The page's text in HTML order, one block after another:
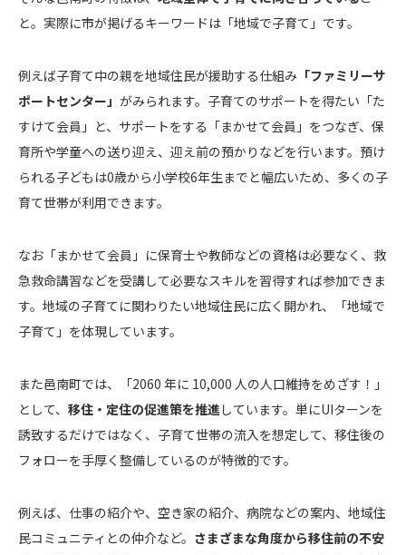
と。実際に市が掲げるキーワードは「地域で子育て」です。
例えば子育て中の親を地域住民が援助する仕組み 「ファミリーサ
ポートセンター」 がみられます。子育てのサポートを得たい「た
すけて会員」と、サポートをする「まかせて会員」をつなぎ、保
育所や学童への送り迎え、迎え前の預かりなどを行います。預け
られる子どもは0歳から小学校6年生までと幅広いため、多くの子
育て世帯が利用できます。
なお「まかせて会員」に保育士や教師などの資格は必要なく、救
急救命講習などを受講して必要なスキルを習得すれば参加できま
す。地域の子育てに関わりたい地域住民に広く開かれ、「地域で
子育て」を体現しています。
また邑南町では、「2060 年に 10,000 人の人口維持をめざす！」
として、 移住・定住の促進策を推進しています。単にUIターンを
誘致するだけではなく、子育て世帯の流入を想定して、移住後の
フォローを手厚く整備しているのが特徴的です。
例えば、仕事の紹介や、空き家の紹介、病院などの案内、地域住
民コミュニティとの仲介など。 さまざまな角度から移住前の不安